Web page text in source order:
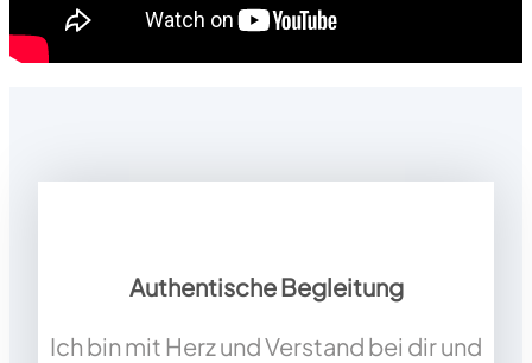
Authentische Begleitung
Ich bin mit Herz und Verstand bei dir und